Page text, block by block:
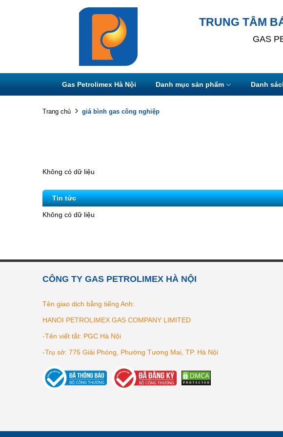
TRUNG TÂM
GAS
Gas Petrolimex Hà Nội Danh mục sản phẩm Danh
Trang chủ giá bình gas công nghiệp
Không có dữ liệu
Tin tức
Không có dữ liệu
CÔNG TY GAS PETROLIMEX HÀ NỘI
Tên giao dịch bằng tiếng Anh:
HANOI PETROLIMEX GAS COMPANY LIMITED
-Tên viết tắt: PGC Hà Nội
-Trụ sở: 775 Giải Phóng, Phường Tương Mai, TP. Hà Nội